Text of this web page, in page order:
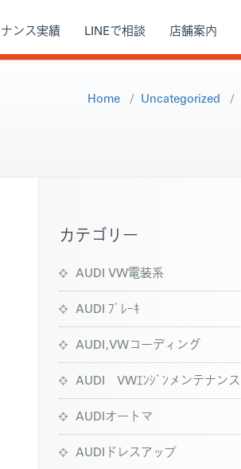
ンス実績 LINEで相談 店舗案内
Home / Uncategorized /
カテゴリー
AUDI VW電装系
AUDI ﾌﾞﾚｰｷ
AUDI,VWコーディング
AUDI VWｴﾝｼﾞﾝメンテナンス
AUDIオートマ
AUDIドレスアップ